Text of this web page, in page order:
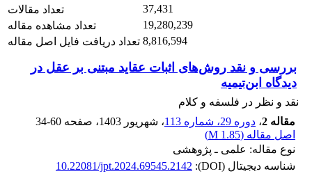
تعداد مقالات
37,431
تعداد مشاهده مقاله
19,280,239
تعداد دریافت فایل اصل مقاله 8,816,594
بررسی و نقد روش‌های اثبات عقاید مبتنی بر عقل در
دیدگاه ابن‌تیمیه
نقد و نظر در فلسفه و کلام
مقاله 2
، دوره 29، شماره 113 ، شهریور 1403 ، صفحه 34-60
اصل مقاله (1.85 M
)
نوع مقاله: علمی ـ پژوهشی
شناسه دیجیتال (DOI):
10.22081/jpt.2024.69545.2142